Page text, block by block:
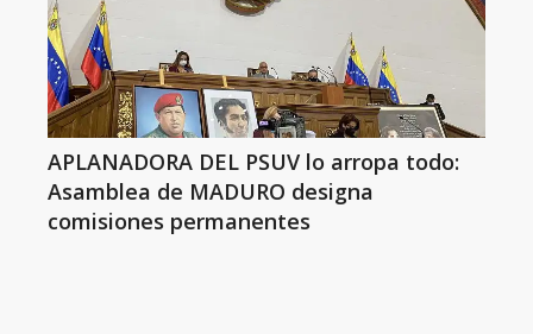
APLANADORA DEL PSUV lo arropa todo:
Asamblea de MADURO designa
comisiones permanentes